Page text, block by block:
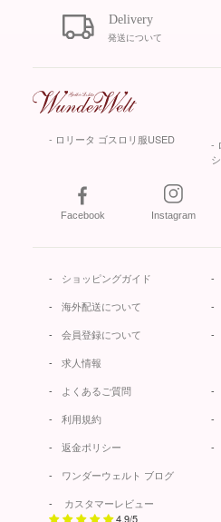
発送について
- ロリータ ゴスロリ服USED
-
Facebook Instagram
ショッピングガイド
海外配送について
会員登録について
求人情報
よくあるご質問
利用規約
返金ポリシー
ワンダーウェルト ブログ
カスタマーレビュー
4.9/5